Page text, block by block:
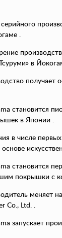
.
в
получает
становится
в Японии .
в числе
становится
покрышки с
меняет
Co., Ltd. .
запускает